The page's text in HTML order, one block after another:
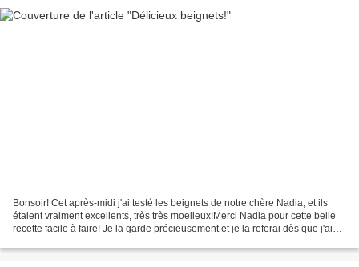
Bonsoir! Cet après-midi j'ai testé les beignets de notre chère Nadia, et ils
étaient vraiment excellents, très très moelleux!Merci Nadia pour cette belle
recette facile à faire! Je la garde précieusement et je la referai dès que j'ai